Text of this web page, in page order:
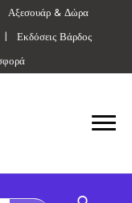
Αξεσουάρ & Δώρα
Εκδόσεις Βάρδος